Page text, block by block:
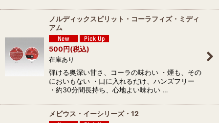
ノルディックスピリット・コーラフィズ・ミディ
アム
500円(税込)
在庫あり
弾ける奥深い甘さ、コーラの味わい ・煙も、その
においもない ・口に入れるだけ、ハンズフリー
・約30分間長持ち、心地よい味わい …
メビウス・イーシリーズ・12